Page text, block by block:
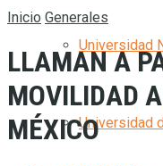
Universidad
Universidad
Inicio Generales
LLAMAN A
MOVILIDAD
MÉXICO